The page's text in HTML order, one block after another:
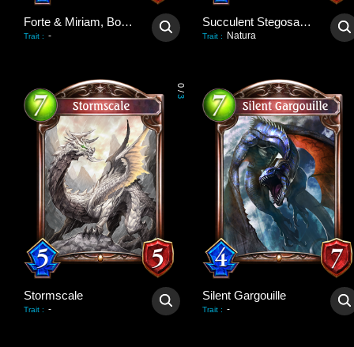
Forte & Miriam, Bondforged
Trait : -
Succulent Stegosaurus
Trait : Natura
0
/
3
Stormscale
Trait : -
Silent Gargouille
Trait : -